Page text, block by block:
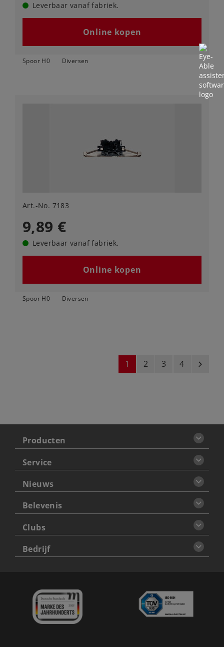
Leverbaar vanaf fabriek.
Online kopen
Spoor H0 Diversen
Art.-No. 7183
9,89 €
Leverbaar vanaf fabriek.
Online kopen
Spoor H0 Diversen
1 2 3 4 next
Producten
Service
Nieuws
Belevenis
Clubs
Bedrijf